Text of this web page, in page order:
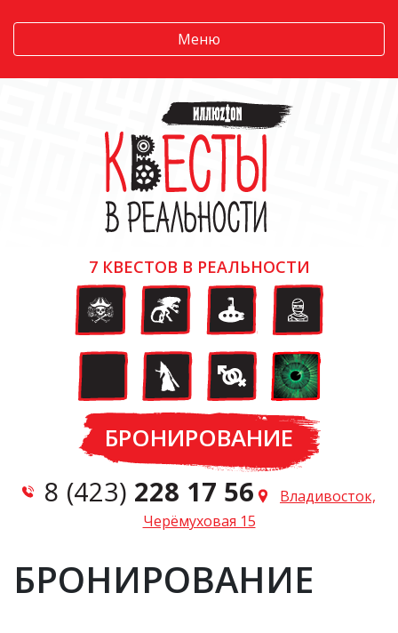
Меню
7 КВЕСТОВ В РЕАЛЬНОСТИ
БРОНИРОВАНИЕ
8 (423) 228 17 56
Владивосток,
Черёмуховая 15
БРОНИРОВАНИЕ